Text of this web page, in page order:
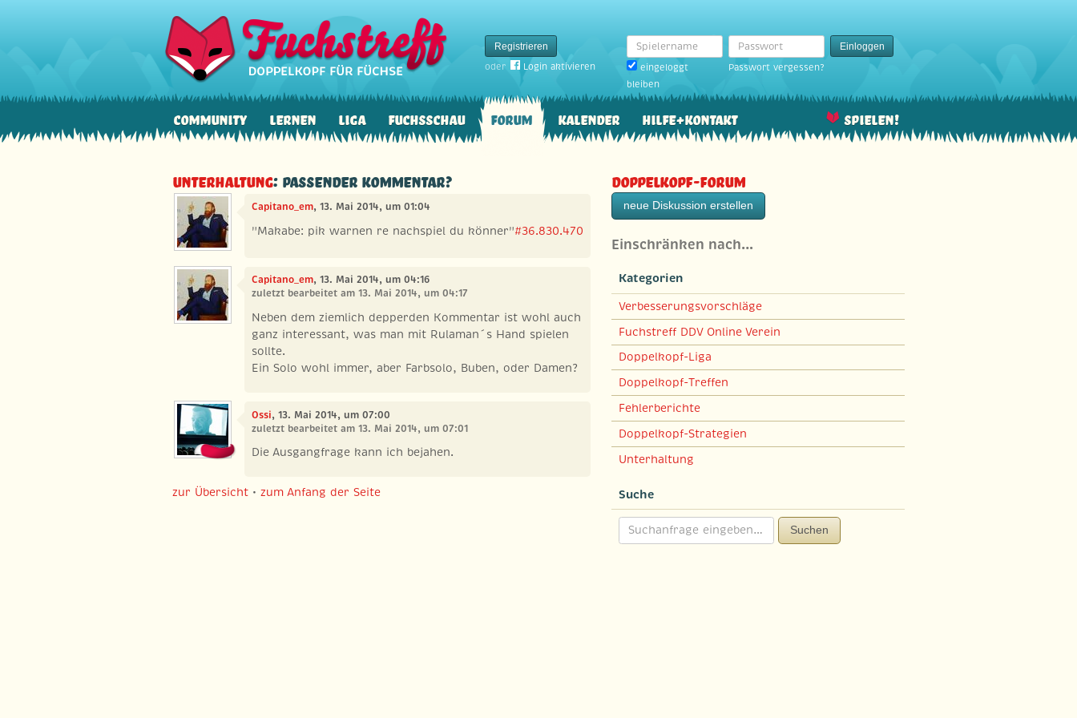
Registrieren
oder
Login aktivieren
Spielername
eingeloggt
bleiben
Passwort
Einloggen
Passwort vergessen?
Community Lernen Liga Fuchsschau Forum Kalender Hilfe+Kontakt Spielen!
Unterhaltung: passender Kommentar?
Capitano_em, 13. Mai 2014, um 01:04
"Makabe: pik warnen re nachspiel du könner"#36.830.470
Capitano_em, 13. Mai 2014, um 04:16
zuletzt bearbeitet am 13. Mai 2014, um 04:17
Neben dem ziemlich depperden Kommentar ist wohl auch
ganz interessant, was man mit Rulaman´s Hand spielen
sollte.
Ein Solo wohl immer, aber Farbsolo, Buben, oder Damen?
Ossi, 13. Mai 2014, um 07:00
zuletzt bearbeitet am 13. Mai 2014, um 07:01
Die Ausgangfrage kann ich bejahen.
zur Übersicht •zum Anfang der Seite
Doppelkopf-Forum
neue Diskussion erstellen
Einschränken nach…
Kategorien
Verbesserungsvorschläge
Fuchstreff DDV Online Verein
Doppelkopf-Liga
Doppelkopf-Treffen
Fehlerberichte
Doppelkopf-Strategien
Unterhaltung
Suche
Suchen